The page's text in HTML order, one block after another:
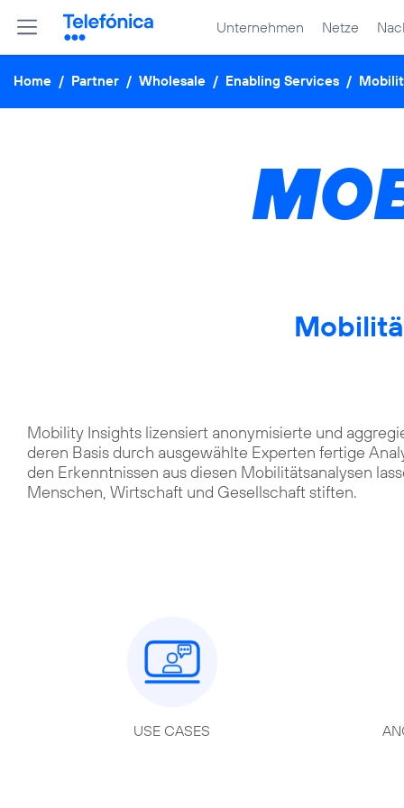
Unternehmen Netze
Home / Partner / Wholesale / Enabling Services /
Mobility Insights lizensiert anonymisierte und
deren Basis durch ausgewählte Experten fertige
den Erkenntnissen aus diesen Mobilitätsanalysen
Menschen, Wirtschaft und Gesellschaft stiften.
USE CASES